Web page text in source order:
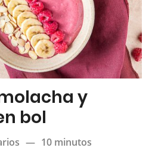
y
bol
— 10 minutos